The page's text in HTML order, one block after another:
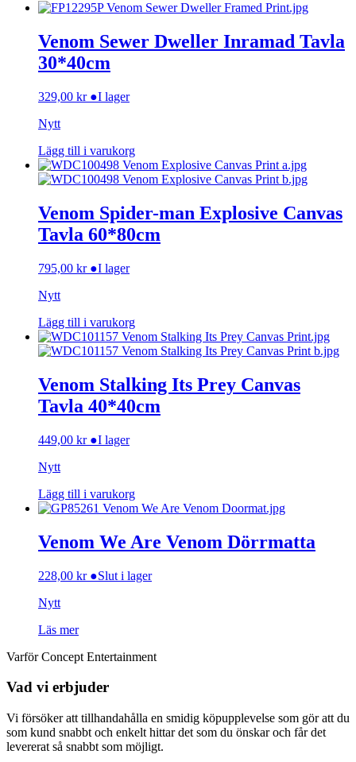
Venom Sewer Dweller Inramad Tavla
30*40cm
329,00 kr ●I lager
Nytt
Lägg till i varukorg
Venom Spider-man Explosive Canvas
Tavla 60*80cm
795,00 kr ●I lager
Nytt
Lägg till i varukorg
Venom Stalking Its Prey Canvas
Tavla 40*40cm
449,00 kr ●I lager
Nytt
Lägg till i varukorg
Venom We Are Venom Dörrmatta
228,00 kr ●Slut i lager
Nytt
Läs mer
Varför Concept Entertainment
Vad vi erbjuder
Vi försöker att tillhandahålla en smidig köpupplevelse som gör att du
som kund snabbt och enkelt hittar det som du önskar och får det
levererat så snabbt som möjligt.